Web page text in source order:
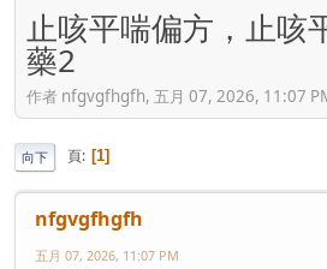
止咳平喘偏方，止咳
藥2
作者 nfgvgfhgfh, 五月 07, 2026, 11:07
向下 頁 1
nfgvgfhgfh
五月 07, 2026, 11:07 PM